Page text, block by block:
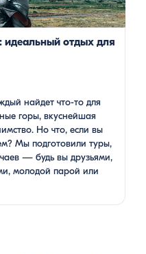
путешествия вдвоем? 1. […]
отдых для
найдет что-то для
горы, вкуснейшая
Но что, если вы
Мы подготовили туры,
— будь вы друзьями,
молодой парой или
выбрать для